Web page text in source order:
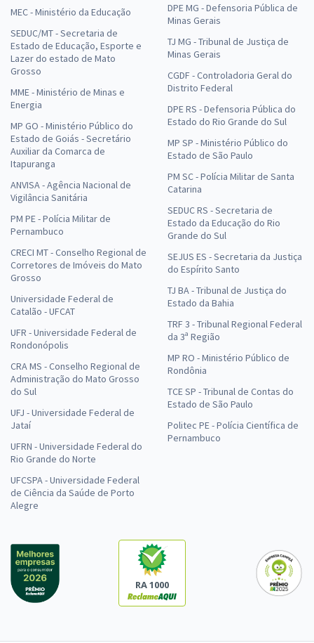
MEC - Ministério da Educação
SEDUC/MT - Secretaria de
Estado de Educação, Esporte e
Lazer do estado de Mato
Grosso
MME - Ministério de Minas e
Energia
MP GO - Ministério Público do
Estado de Goiás - Secretário
Auxiliar da Comarca de
Itapuranga
ANVISA - Agência Nacional de
Vigilância Sanitária
PM PE - Polícia Militar de
Pernambuco
CRECI MT - Conselho Regional de
Corretores de Imóveis do Mato
Grosso
Universidade Federal de
Catalão - UFCAT
UFR - Universidade Federal de
Rondonópolis
CRA MS - Conselho Regional de
Administração do Mato Grosso
do Sul
UFJ - Universidade Federal de
Jataí
UFRN - Universidade Federal do
Rio Grande do Norte
UFCSPA - Universidade Federal
de Ciência da Saúde de Porto
Alegre
DPE MG - Defensoria Pública de
Minas Gerais
TJ MG - Tribunal de Justiça de
Minas Gerais
CGDF - Controladoria Geral do
Distrito Federal
DPE RS - Defensoria Pública do
Estado do Rio Grande do Sul
MP SP - Ministério Público do
Estado de São Paulo
PM SC - Polícia Militar de Santa
Catarina
SEDUC RS - Secretaria de
Estado da Educação do Rio
Grande do Sul
SEJUS ES - Secretaria da Justiça
do Espírito Santo
TJ BA - Tribunal de Justiça do
Estado da Bahia
TRF 3 - Tribunal Regional Federal
da 3ª Região
MP RO - Ministério Público de
Rondônia
TCE SP - Tribunal de Contas do
Estado de São Paulo
Politec PE - Polícia Científica de
Pernambuco
RA 1000